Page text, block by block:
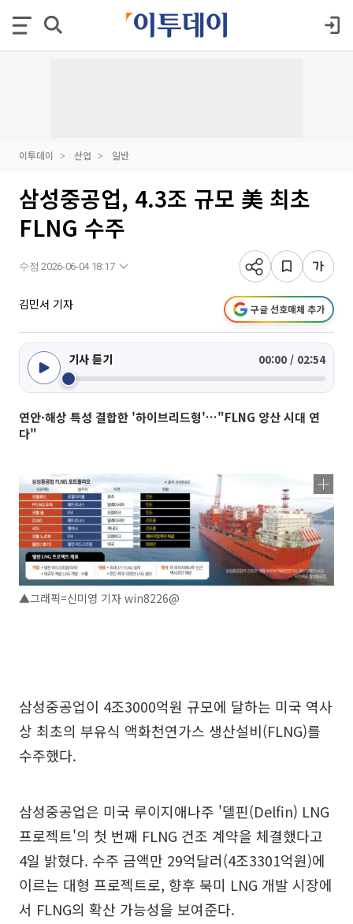
이투데이 산업 일반
삼성중공업, 4.3조 규모 美 최초
FLNG 수주
수정 2026-06-04 18:17
김민서 기자 구글 선호매체 추가
기사 듣기 00:00 / 02:54
연안·해상 특성 결합한 '하이브리드형'…"FLNG 양산 시대 연
다"
▲그래픽=신미영 기자 win8226@
삼성중공업이 4조3000억원 규모에 달하는 미국 역사
상 최초의 부유식 액화천연가스 생산설비(FLNG)를
수주했다.
삼성중공업은 미국 루이지애나주 '델핀(Delfin) LNG
프로젝트'의 첫 번째 FLNG 건조 계약을 체결했다고
4일 밝혔다. 수주 금액만 29억달러(4조3301억원)에
이르는 대형 프로젝트로, 향후 북미 LNG 개발 시장에
서 FLNG의 확산 가능성을 보여준다.